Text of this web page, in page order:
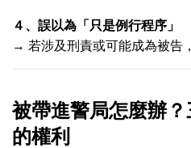
４、誤以為「只是例行程序」
→ 若涉及刑責或可能成為被告
被帶進警局怎麼辦
的權利